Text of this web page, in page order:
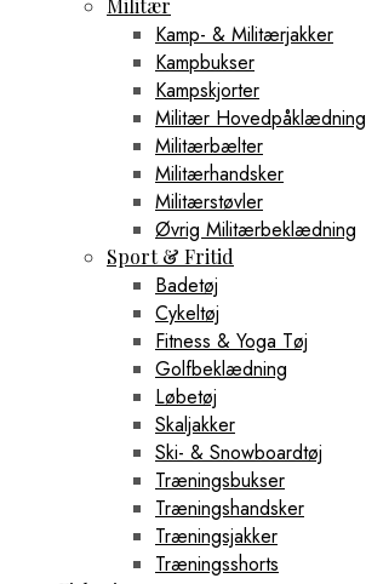
Militær
Kamp- & Militærjakker
Kampbukser
Kampskjorter
Militær Hovedpåklædning
Militærbælter
Militærhandsker
Militærstøvler
Øvrig Militærbeklædning
Sport & Fritid
Badetøj
Cykeltøj
Fitness & Yoga Tøj
Golfbeklædning
Løbetøj
Skaljakker
Ski- & Snowboardtøj
Træningsbukser
Træningshandsker
Træningsjakker
Træningsshorts